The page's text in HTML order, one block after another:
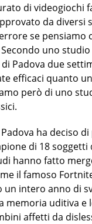
di videogiochi
da diversi
se pensiamo
uno
di Padova due
efficaci quanto
però di uno
Padova ha deciso
di 18 soggetti
hanno fatto
il famoso
un intero anno di
memoria uditiva e
affetti da